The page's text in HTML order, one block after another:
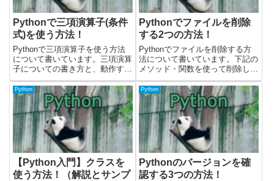
Pythonで三項演算子(条件
式)を使う方法！
Pythonで三項演算子を使う方法
について書いています。三項演算
子についての書き方と、動作する
サンプルを載せています。サンプ
ルコードはPythonのバージョン
3.9.12で確認しました。公式ドキ
ュメントにはこちらに書いていま
す。Python...
Pythonでファイルを削除
する2つの方法！
Pythonでファイルを削除する方
法について書いています。下記の
メソッド・関数を使って削除しま
す。・osモジュールのremove関
数・Path.unlinkメソッド載せてい
るサンプルコードはPythonのバ
ージョン3.10.5で動作検証しま...
Python
【Python入門】クラスを
使う方法！（解説とサンプ
Python
Pythonのバージョンを確
認する3つの方法！